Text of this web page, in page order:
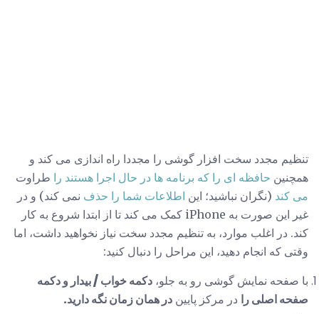
تنظیم مجدد سخت افزار گوشی را مجددا راه اندازی می کند و
همچنین حافظه ای را که برنامه ها در حال اجرا هستند را طراوت
می کند (نگران نباشید؛ این اطلاعات شما را حذف نمی کند) و در
غیر این صورت به iPhone کمک می کند تا از ابتدا شروع به کار
کند. در اغلب موارد، به تنظیم مجدد سخت نیاز نخواهید داشت، اما
وقتی که انجام دهید، این مراحل را دنبال کنید:
با صفحه نمایش گوشی رو به جلو، دکمه خواب / بیدار و دکمه
صفحه اصلی را در مرکز پایین در همان زمان نگه دارید.